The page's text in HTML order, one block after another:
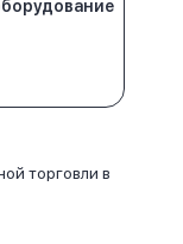
торговли в